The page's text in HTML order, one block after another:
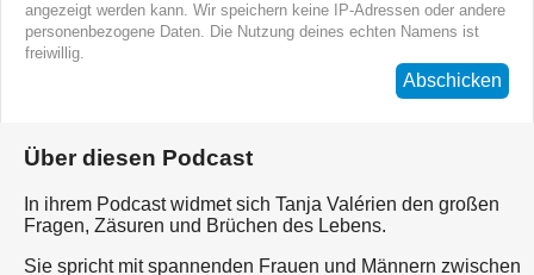
angezeigt werden kann. Wir speichern keine IP-Adressen oder andere
personenbezogene Daten. Die Nutzung deines echten Namens ist
freiwillig.
Abschicken
Über diesen Podcast
In ihrem Podcast widmet sich Tanja Valérien den großen
Fragen, Zäsuren und Brüchen des Lebens.
Sie spricht mit spannenden Frauen und Männern zwischen